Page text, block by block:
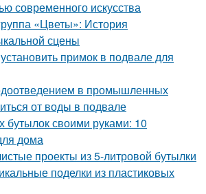
современного искусства
«Цветы»: История
сцены
примок в подвале для
в промышленных
от воды в подвале
бутылок своими руками: 10
дома
проекты из 5-литровой бутылки
поделки из пластиковых